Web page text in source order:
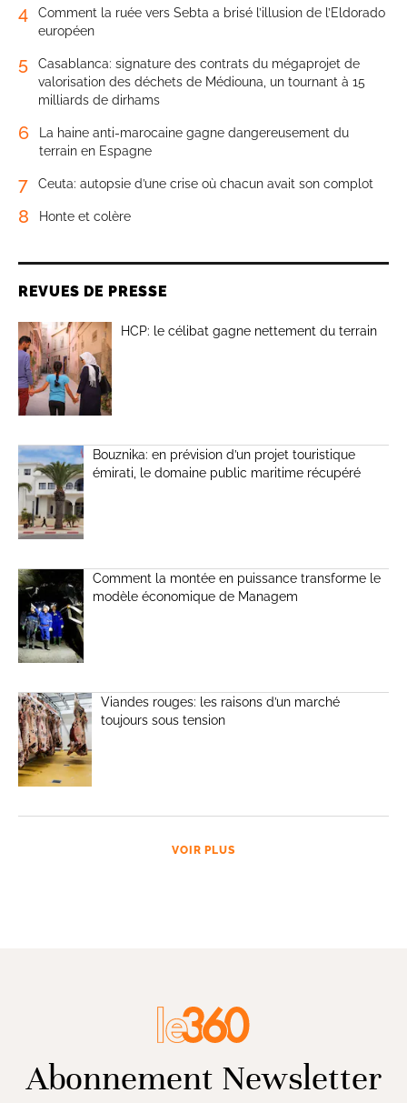
4
Comment la ruée vers Sebta a brisé l’illusion de l’Eldorado
européen
5
Casablanca: signature des contrats du mégaprojet de
valorisation des déchets de Médiouna, un tournant à 15
milliards de dirhams
6
La haine anti-marocaine gagne dangereusement du
terrain en Espagne
7 Ceuta: autopsie d’une crise où chacun avait son complot
8 Honte et colère
REVUES DE PRESSE
HCP: le célibat gagne nettement du terrain
Bouznika: en prévision d’un projet touristique
émirati, le domaine public maritime récupéré
Comment la montée en puissance transforme le
modèle économique de Managem
Viandes rouges: les raisons d’un marché
toujours sous tension
VOIR PLUS
Abonnement Newsletter